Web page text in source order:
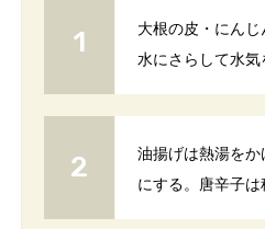
大根の皮・にんじ
水にさらして水気
油揚げは熱湯をか
にする。唐辛子は